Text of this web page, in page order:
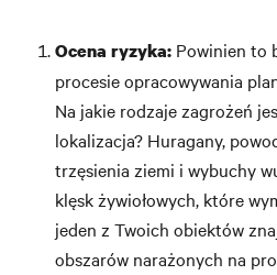
Ocena ryzyka: Powinien to
procesie opracowywania
Na jakie rodzaje zagrożeń
lokalizacja? Huragany,
trzęsienia ziemi i wybuchy
klęsk żywiołowych, które
jeden z Twoich obiektów
obszarów narażonych na